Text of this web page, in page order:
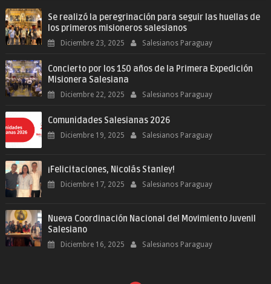
Se realizó la peregrinación para seguir las huellas de
los primeros misioneros salesianos
Diciembre 23, 2025 Salesianos Paraguay
Concierto por los 150 años de la Primera Expedición
Misionera Salesiana
Diciembre 22, 2025 Salesianos Paraguay
Comunidades Salesianas 2026
Diciembre 19, 2025 Salesianos Paraguay
¡Felicitaciones, Nicolás Stanley!
Diciembre 17, 2025 Salesianos Paraguay
Nueva Coordinación Nacional del Movimiento Juvenil
Salesiano
Diciembre 16, 2025 Salesianos Paraguay